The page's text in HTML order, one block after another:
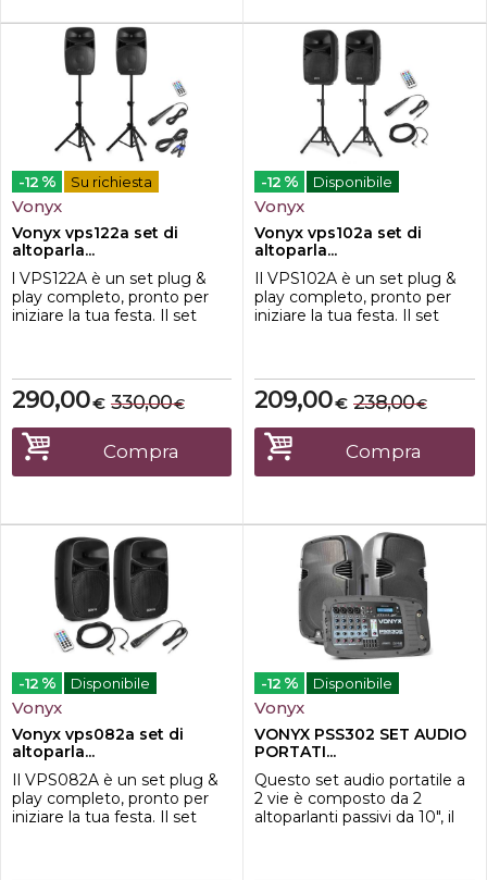
-12 % Su richiesta
Vonyx
Vonyx vps122a set di
altoparla...
l VPS122A è un set plug &
play completo, pronto per
iniziare la tua festa. Il set
attivo. Il modello attivo
ospita l'amplificatore che ha
un lettore USB/SD integrato
e tecnologia wireless BT per
riprodurre la tua musica in
st...
€
290,00 €
330,00
Compra
-12 % Disponibile
Vonyx
Vonyx vps102a set di
altoparla...
Il VPS102A è un set plug &
play completo, pronto per
iniziare la tua festa. Il set
Il modello attivo ospita
l'amplificatore che ha un
lettore USB/SD integrato e
tecnologia wireless BT per
riprodurre in streaming la tu...
€
209,00 €
238,00
Compra
-12 % Disponibile
Vonyx
Vonyx vps082a set di
altoparla...
Il VPS082A è un set plug &
play completo, pronto per
iniziare la tua festa. Il set
-12 % Disponibile
Vonyx
VONYX PSS302 SET AUDIO
PORTATI...
Questo set audio portatile a
2 vie è composto da 2
altoparlanti passivi da 10", il